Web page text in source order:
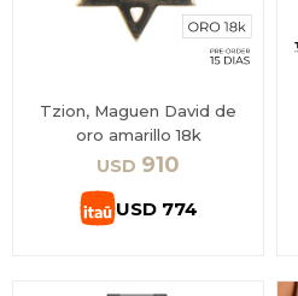
Tzion, Maguen David de
oro amarillo 18k
USD 910
USD 774